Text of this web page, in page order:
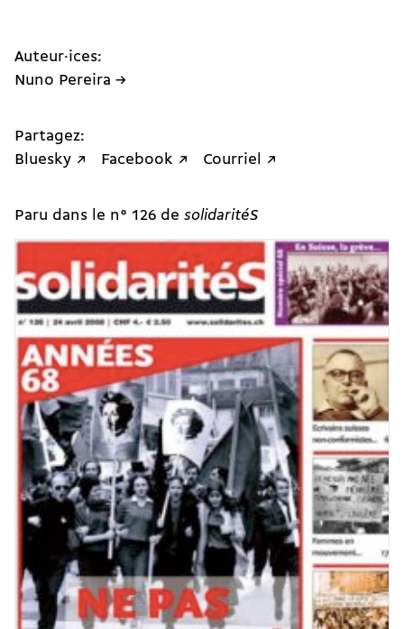
Auteur·ices:
Nuno Pereira →
Partagez:
Bluesky ↗
Facebook ↗ Courriel ↗
Paru dans le n° 126 de solidaritéS